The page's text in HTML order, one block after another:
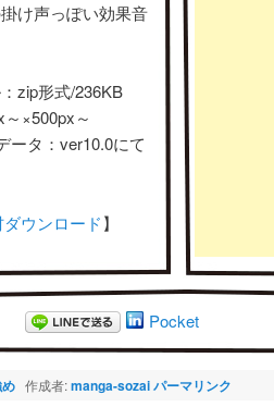
け声っぽい効果音
zip形式/236KB
×500px～
ータ：ver10.0にて
ウンロード】
Pocket
作成者:manga-sozaiパーマリンク